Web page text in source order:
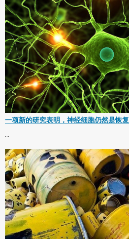
一项新的研究表明，神经细胞仍然是恢复
...